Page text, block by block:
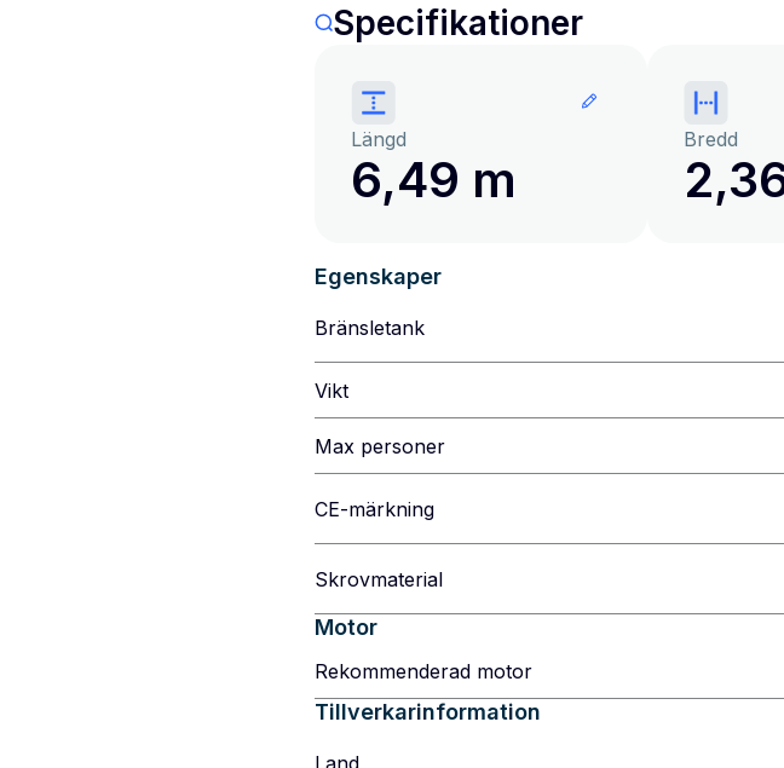
Specifikationer
Längd
6,49 m
Bredd
Egenskaper
Bränsletank
Vikt
Max personer
CE-märkning
Skrovmaterial
Motor
Rekommenderad motor
Tillverkarinformation
Land